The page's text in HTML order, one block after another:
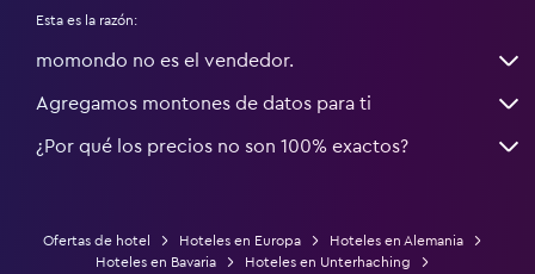
Esta es la razón:
momondo no es el vendedor.
Agregamos montones de datos para ti
¿Por qué los precios no son 100% exactos?
Ofertas de hotel Hoteles en Europa
Hoteles en Alemania
Hoteles en Bavaria
Hoteles en Unterhaching